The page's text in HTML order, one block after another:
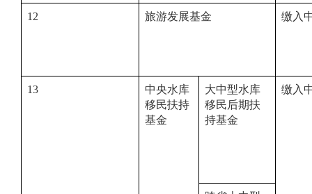
12 旅游发展基金 缴入
13
中央水库
移民扶持
基金
大中型水库
移民后期扶
持基金
缴入